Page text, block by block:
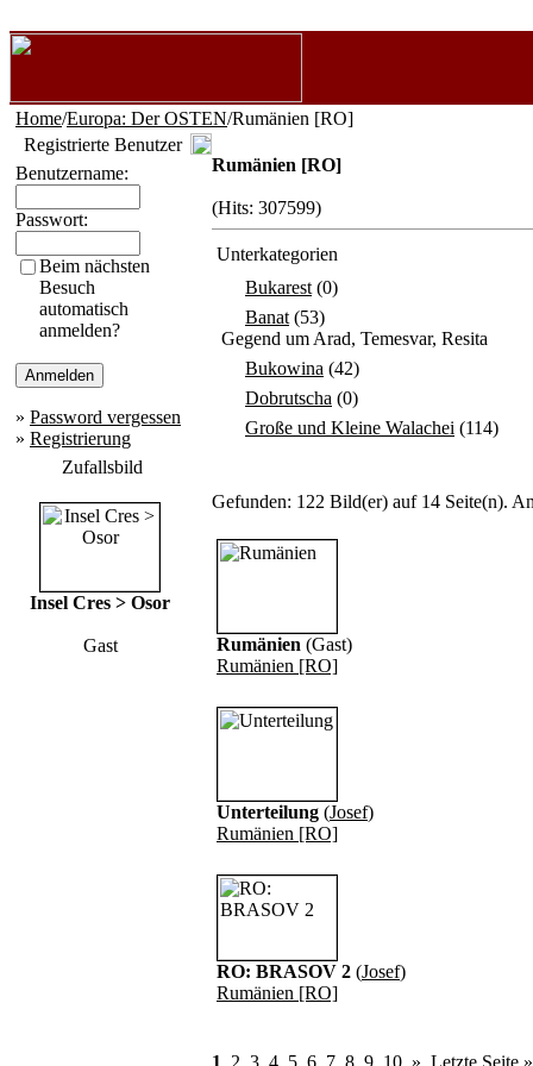
Home/Europa: Der OSTEN/Rumänien [RO]
Registrierte Benutzer
Benutzername:
Passwort:
Beim nächsten
Besuch
automatisch
anmelden?
» Password vergessen
» Registrierung
Zufallsbild
Insel Cres > Osor
Gast
Rumänien [RO]
(Hits: 307599)
Unterkategorien
Bukarest (0)
Banat (53)
Gegend um Arad, Temesvar, Resita
Bukowina (42)
Dobrutscha (0)
Große und Kleine Walachei (114)
Gefunden: 122 Bild(er) auf 14 Seite(n).
Rumänien (Gast)
Rumänien [RO]
Unterteilung (Josef)
Rumänien [RO]
RO: BRASOV 2 (Josef)
Rumänien [RO]
1 2 3 4 5 6 7 8 9 10 » Letzte Seite »